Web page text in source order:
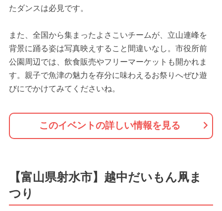
たダンスは必見です。
また、全国から集まったよさこいチームが、立山連峰を
背景に踊る姿は写真映えすること間違いなし。市役所前
公園周辺では、飲食販売やフリーマーケットも開かれま
す。親子で魚津の魅力を存分に味わえるお祭りへぜひ遊
びにでかけてみてくださいね。
このイベントの詳しい情報を見る
【富山県射水市】越中だいもん凧ま
つり